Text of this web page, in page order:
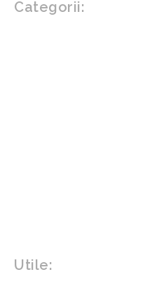
Categorii:
Utile: